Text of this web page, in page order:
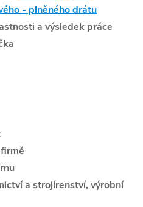
- plněného drátu
a výsledek práce
a strojírenství, výrobní